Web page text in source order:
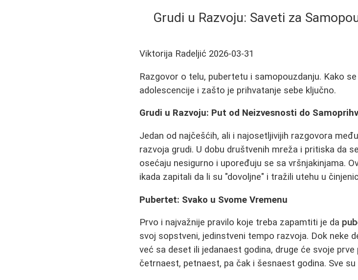
Grudi u Razvoju: Saveti za
Viktorija Radeljić 2026-03-31
Razgovor o telu, pubertetu i samopouzdanju. Kako
adolescencije i zašto je prihvatanje sebe ključno.
Grudi u Razvoju: Put od Neizvesnosti do
Jedan od najčešćih, ali i najosetljivijih razgovora
razvoja grudi. U dobu društvenih mreža i pritiska da
osećaju nesigurno i upoređuju se sa vršnjakinjama.
ikada zapitali da li su "dovoljne" i tražili utehu u
Pubertet: Svako u Svome Vremenu
Prvo i najvažnije pravilo koje treba zapamtiti je da
svoj sopstveni, jedinstveni tempo razvoja. Dok neke
već sa deset ili jedanaest godina, druge će svoje
četrnaest, petnaest, pa čak i šesnaest godina. Sve